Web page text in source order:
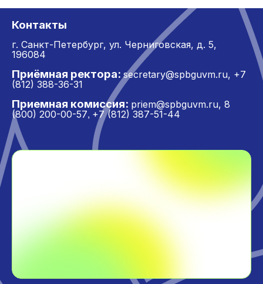
Контакты
г. Санкт-Петербург, ул. Черниговская, д. 5,
196084
Приёмная ректора: secretary@spbguvm.ru, +7
(812) 388-36-31
Приемная комиссия: priem@spbguvm.ru, 8
(800) 200-00-57, +7 (812) 387-51-44